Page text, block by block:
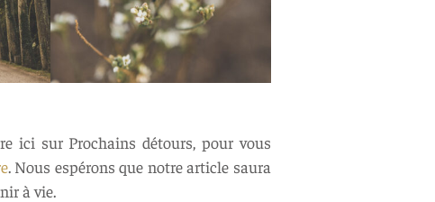
ici sur Prochains détours, pour vous
. Nous espérons que notre article saura
à vie.